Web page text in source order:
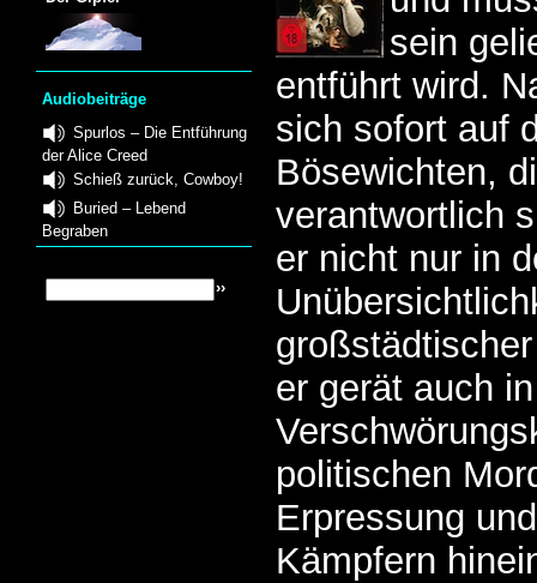
Audiobeiträge
Spurlos – Die Entführung
der Alice Creed
Schieß zurück, Cowboy!
Buried – Lebend
Begraben
sein
entführt wird.
sich sofort auf
Bösewichten,
verantwortlich
er nicht nur in
er gerät auch
politischen
Erpressung
Kämpfern